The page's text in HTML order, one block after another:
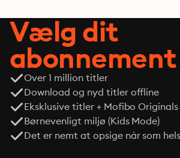
Vælg dit
abonnement
Over 1 million titler
Download og nyd titler offline
Eksklusive titler + Mofibo Originals
Børnevenligt miljø (Kids Mode)
Det er nemt at opsige når som